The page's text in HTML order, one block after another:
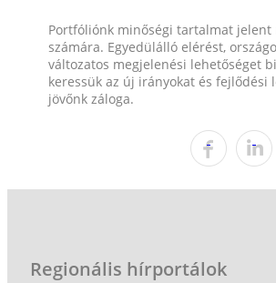
Portfóliónk minőségi tartalmat jelent
számára. Egyedülálló elérést,
változatos megjelenési lehetőséget
keressük az új irányokat és fejlődési
jövőnk záloga.
Regionális hírportálok